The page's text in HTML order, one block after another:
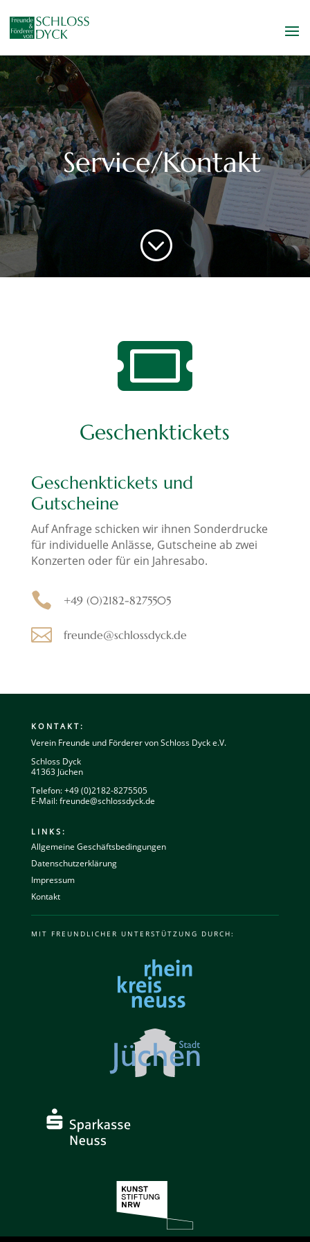
Service/Kontakt
;

Geschenktickets
Geschenktickets und
Gutscheine
Auf Anfrage schicken wir ihnen Sonderdrucke
für individuelle Anlässe, Gutscheine ab zwei
Konzerten oder für ein Jahresabo.
 +49 (0)2182-8275505
 freunde@schlossdyck.de
KONTAKT:
Verein Freunde und Förderer von Schloss Dyck e.V.
Schloss Dyck
41363 Jüchen
Telefon: +49 (0)2182-8275505
E-Mail:freunde@schlossdyck.de
LINKS:
Allgemeine Geschäftsbedingungen
Datenschutzerklärung
Impressum
Kontakt
MIT FREUNDLICHER UNTERSTÜTZUNG DURCH: